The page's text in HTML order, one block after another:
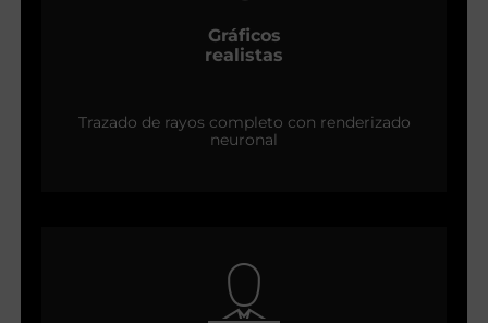
Gráficos
realistas
Trazado de rayos completo con renderizado
neuronal